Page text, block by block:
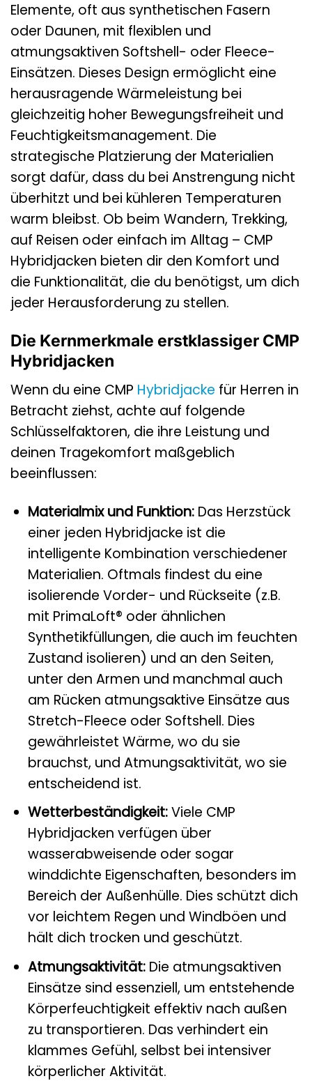
Elemente, oft aus synthetischen Fasern
oder Daunen, mit flexiblen und
atmungsaktiven Softshell- oder Fleece-
Einsätzen. Dieses Design ermöglicht eine
herausragende Wärmeleistung bei
gleichzeitig hoher Bewegungsfreiheit und
Feuchtigkeitsmanagement. Die
strategische Platzierung der Materialien
sorgt dafür, dass du bei Anstrengung nicht
überhitzt und bei kühleren Temperaturen
warm bleibst. Ob beim Wandern, Trekking,
auf Reisen oder einfach im Alltag – CMP
Hybridjacken bieten dir den Komfort und
die Funktionalität, die du benötigst, um dich
jeder Herausforderung zu stellen.
Die Kernmerkmale erstklassiger CMP
Hybridjacken
Wenn du eine CMP Hybridjacke für Herren in
Betracht ziehst, achte auf folgende
Schlüsselfaktoren, die ihre Leistung und
deinen Tragekomfort maßgeblich
beeinflussen:
Materialmix und Funktion:Das Herzstück
einer jeden Hybridjacke ist die
intelligente Kombination verschiedener
Materialien. Oftmals findest du eine
isolierende Vorder- und Rückseite (z.B.
mit PrimaLoft® oder ähnlichen
Synthetikfüllungen, die auch im feuchten
Zustand isolieren) und an den Seiten,
unter den Armen und manchmal auch
am Rücken atmungsaktive Einsätze aus
Stretch-Fleece oder Softshell. Dies
gewährleistet Wärme, wo du sie
brauchst, und Atmungsaktivität, wo sie
entscheidend ist.
Wetterbeständigkeit:Viele CMP
Hybridjacken verfügen über
wasserabweisende oder sogar
winddichte Eigenschaften, besonders im
Bereich der Außenhülle. Dies schützt dich
vor leichtem Regen und Windböen und
hält dich trocken und geschützt.
Atmungsaktivität:Die atmungsaktiven
Einsätze sind essenziell, um entstehende
Körperfeuchtigkeit effektiv nach außen
zu transportieren. Das verhindert ein
klammes Gefühl, selbst bei intensiver
körperlicher Aktivität.